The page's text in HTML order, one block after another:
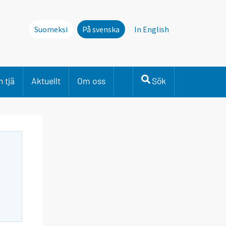
Suomeksi På svenska In English
tjä Aktuellt Om oss Sök